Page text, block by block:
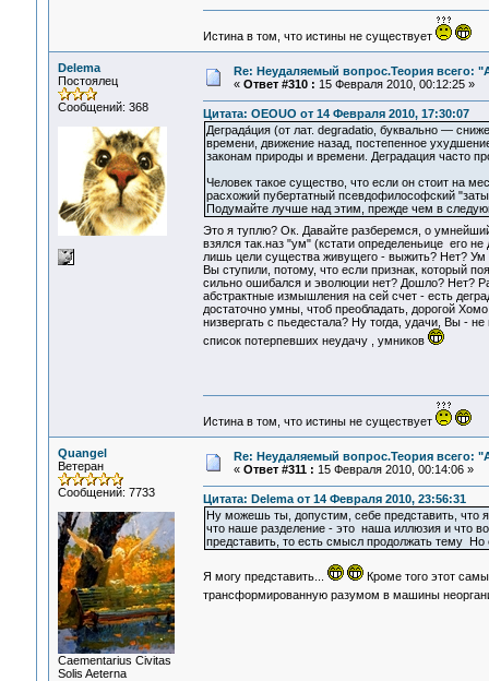
Истина в том, что истины не существует
Delema
Постоялец
Сообщений: 368
Re: Неудаляемый вопрос.Теория всего:
« Ответ #310 : 15 Февраля 2010, 00:12:25 »
Цитата: OEOUO от 14 Февраля 2010, 17:30:07
Деграда́ция (от лат. degradatio, буквально —
времени, движение назад, постепенное
законам природы и времени. Деградация часто
Человек такое существо, что если он стоит на
расхожий пубертатный псевдофилософский
Подумайте лучше над этим, прежде чем в
Это я туплю? Ок. Давайте разберемся, о
взялся так.наз "ум" (кстати определеньице его
лишь цели существа живущего - выжить? Нет? Ум
Вы ступили, потому, что если признак, который
сильно ошибался и эволюции нет? Дошло? Нет?
абстрактные измышления на сей счет - есть
достаточно умны, чтоб преобладать, дорогой
низвергать с пьедестала? Ну тогда, удачи, Вы -
список потерпевших неудачу , умников
Истина в том, что истины не существует
Quangel
Ветеран
Сообщений: 7733
Сaementarius Civitas
Solis Aeterna
Re: Неудаляемый вопрос.Теория всего:
« Ответ #311 : 15 Февраля 2010, 00:14:06 »
Цитата: Delema от 14 Февраля 2010, 23:56:31
Ну можешь ты, допустим, себе представить, что
что наше разделение - это наша иллюзия и что
представить, то есть смысл продолжать тему Но
Я могу представить...
Кроме того этот
трансформированную разумом в машины